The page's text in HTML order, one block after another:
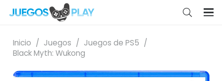
Inicio / Juegos / Juegos de PS5 /
Black Myth: Wukong